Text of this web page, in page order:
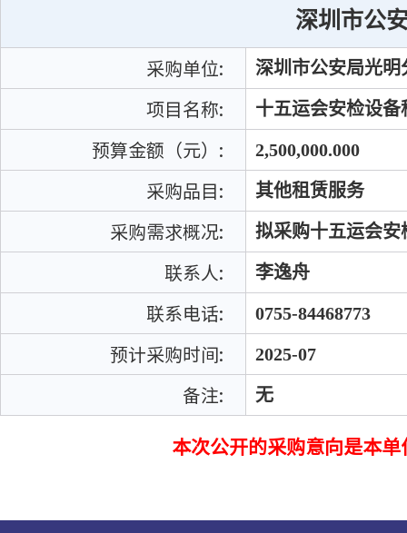
深圳市公
采购单位: 深圳市公安局光明
项目名称: 十五运会安检设备
预算金额（元）: 2,500,000.000
采购品目: 其他租赁服务
采购需求概况: 拟采购十五运会
联系人: 李逸舟
联系电话: 0755-84468773
预计采购时间: 2025-07
备注: 无
本次公开的采购意向是本